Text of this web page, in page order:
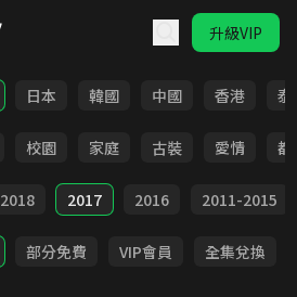
升級VIP
日本 韓國 中國 香港 泰
校園 家庭 古裝 愛情 都
2018 2017 2016 2011-2015
部分免費 VIP會員 全集兌換